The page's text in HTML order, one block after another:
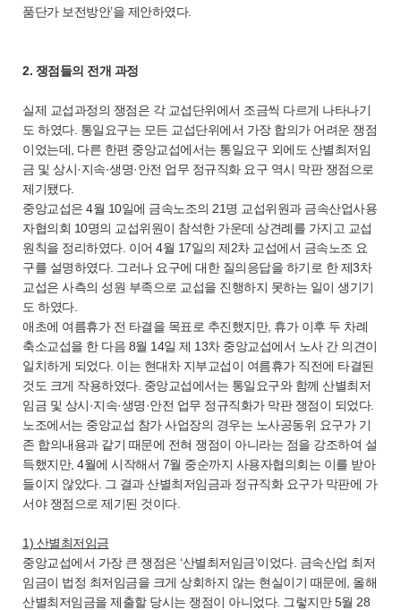
품단가 보전방안’을 제안하였다.
2. 쟁점들의 전개 과정
실제 교섭과정의 쟁점은 각 교섭단위에서 조금씩 다르게 나타나기
도 하였다. 통일요구는 모든 교섭단위에서 가장 합의가 어려운 쟁점
이었는데, 다른 한편 중앙교섭에서는 통일요구 외에도 산별최저임
금 및 상시·지속·생명·안전 업무 정규직화 요구 역시 막판 쟁점으로
제기됐다.
중앙교섭은 4월 10일에 금속노조의 21명 교섭위원과 금속산업사용
자협의회 10명의 교섭위원이 참석한 가운데 상견례를 가지고 교섭
원칙을 정리하였다. 이어 4월 17일의 제2차 교섭에서 금속노조 요
구를 설명하였다. 그러나 요구에 대한 질의응답을 하기로 한 제3차
교섭은 사측의 성원 부족으로 교섭을 진행하지 못하는 일이 생기기
도 하였다.
애초에 여름휴가 전 타결을 목표로 추진했지만, 휴가 이후 두 차례
축소교섭을 한 다음 8월 14일 제 13차 중앙교섭에서 노사 간 의견이
일치하게 되었다. 이는 현대차 지부교섭이 여름휴가 직전에 타결된
것도 크게 작용하였다. 중앙교섭에서는 통일요구와 함께 산별최저
임금 및 상시·지속·생명·안전 업무 정규직화가 막판 쟁점이 되었다.
노조에서는 중앙교섭 참가 사업장의 경우는 노사공동위 요구가 기
존 합의내용과 같기 때문에 전혀 쟁점이 아니라는 점을 강조하여 설
득했지만, 4월에 시작해서 7월 중순까지 사용자협의회는 이를 받아
들이지 않았다. 그 결과 산별최저임금과 정규직화 요구가 막판에 가
서야 쟁점으로 제기된 것이다.
1) 산별최저임금
중앙교섭에서 가장 큰 쟁점은 ‘산별최저임금’이었다. 금속산업 최저
임금이 법정 최저임금을 크게 상회하지 않는 현실이기 때문에, 올해
산별최저임금을 제출할 당시는 쟁점이 아니었다. 그렇지만 5월 28